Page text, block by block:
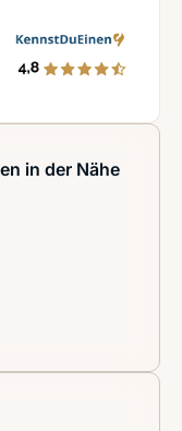
in der Nähe